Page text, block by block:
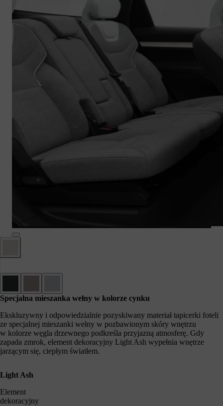
Specjalna mieszanka wełny w kolorze cynku
Ekskluzywny i odpowiedzialnie pozyskiwany materiał tapicerki foteli
ze specjalnej mieszanki wełny w pozbawionym skóry wnętrzu
w kolorze węgla drzewnego podkreśla przyjazną atmosferę. Gdy
zapada zmrok, element dekoracyjny Light Ash wypełnia wnętrze
jarzącym się, ciepłym światłem.
Light Ash
Element
dekoracyjny